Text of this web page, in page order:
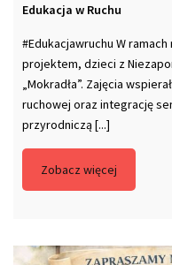
Edukacja w Ruchu
#Edukacjawruchu W
projektem, dzieci z
„Mokradła”. Zajęcia
ruchowej oraz integrację
przyrodniczą [...]
Zobacz więcej